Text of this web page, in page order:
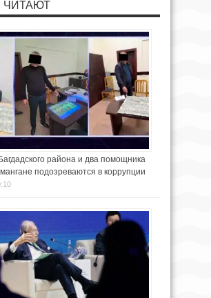
ЧИТАЮТ
района и два помощника
подозреваются в коррупции